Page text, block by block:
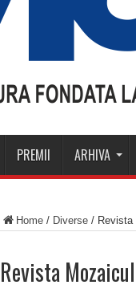
PREMII ARHIVA
Home / Diverse / Revista
Revista